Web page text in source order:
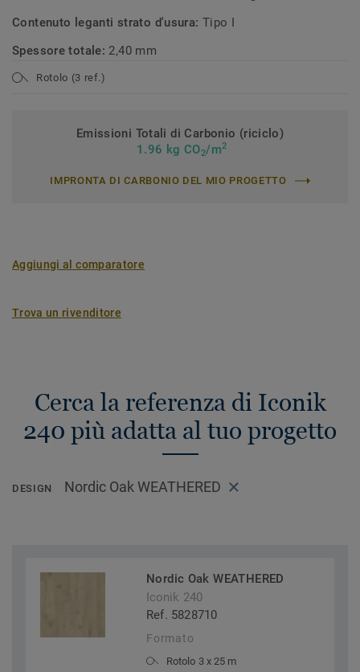
Contenuto leganti strato d'usura: Tipo I
Spessore totale: 2,40 mm
Rotolo (3 ref.)
Emissioni Totali di Carbonio (riciclo)
1.96 kg CO2/m2
IMPRONTA DI CARBONIO DEL MIO PROGETTO
Aggiungi al comparatore
Trova un rivenditore
Cerca la referenza di Iconik
240 più adatta al tuo progetto
DESIGN Nordic Oak WEATHERED
Nordic Oak WEATHERED
Iconik 240
Ref. 5828710
Formato
Rotolo 3 x 25 m